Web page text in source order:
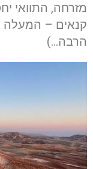
מזרחה, התוואי
קנאים – המעלה
הרבה…)